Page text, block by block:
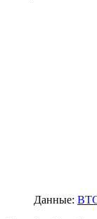
Данные: